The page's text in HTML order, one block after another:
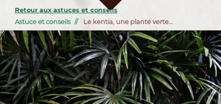
Astuce et conseils
Le kentia, une plante verte
dépolluante
Retour aux astuces et conseils